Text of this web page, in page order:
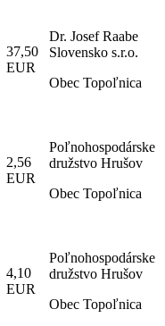
37,50
EUR
Dr. Josef Raabe
Slovensko s.r.o.
Obec Topoľnica
2,56
EUR
Poľnohospodárske
družstvo Hrušov
Obec Topoľnica
4,10
EUR
Poľnohospodárske
družstvo Hrušov
Obec Topoľnica